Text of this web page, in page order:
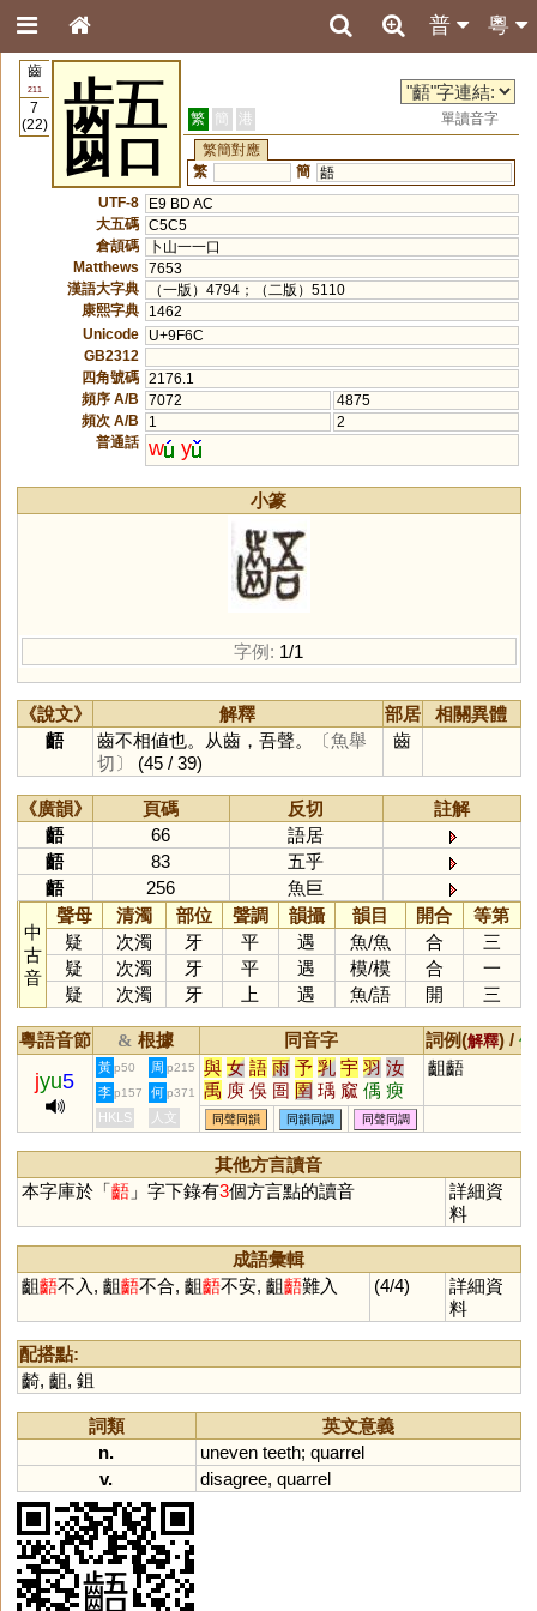
粵
普
齒
211
7
(22)
齬 繁 簡 港
單讀音字
繁簡對應
繁
簡 龉
UTF-8
E9 BD AC
大五碼 C5C5
倉頡碼
卜山一一口
Matthews
7653
漢語大字典
（一版）4794；（二版）5110
康熙字典
1462
Unicode
U+9F6C
GB2312
四角號碼 2176.1
頻序 A/B
7072
4875
頻次 A/B
1
2
普通話 w y
小篆
字例: 1/1
《說文》 解釋 部居
相關異體
齬
齒不相値也。从齒，吾聲。
〔魚舉
切〕
(45 / 39)
齒
《廣韻》 頁碼 反切
註解
齬
66
語居
齬
83
五乎
齬
256 魚巨
中
古
音
聲母 清濁 部位 聲調 韻攝 韻目 開合
等第
疑
次濁 牙 平 遇 魚/魚 合
三
疑
次濁 牙 平 遇 模/模 合
一
疑
次濁 牙 上 遇 魚/語 開 三
粵語音節 & 根據 同音字 詞例(解釋) /
jyu5
黃 p50 周 p215 與 女 語 雨 予 乳 宇 羽 汝
禹 庾 俁 圄 圉 瑀 窳 偊 瘐
籹 貐 醹 斞 鄅 萭 鋙 噳 擩
麌 蘌 楀 篽 峿 穻 寙 頨 斔
祤 蝺 与 敔
齟齬
李 p157 何 p371
HKLS 人文 同聲同韻 同韻同調 同聲同調
其他方言讀音
本字庫於「齬」字下錄有3個方言點的讀音
詳細資
料
成語彙輯
齟齬不入, 齟齬不合, 齟齬不安, 齟齬難入 (4/4)
詳細資
料
配搭點:
齮, 齟, 鉏
詞類
英文意義
n.
uneven teeth; quarrel
v.
disagree, quarrel